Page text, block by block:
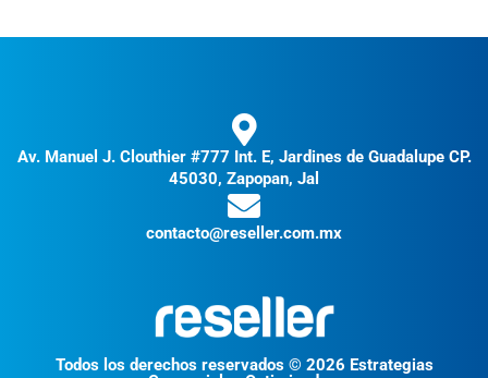
Av. Manuel J. Clouthier #777 Int. E, Jardines de Guadalupe CP.
45030, Zapopan, Jal
contacto@reseller.com.mx
Todos los derechos reservados © 2026 Estrategias